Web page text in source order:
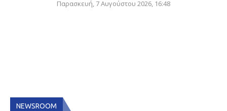
Παρασκευή, 7 Αυγούστου 2026, 16:48
NEWSROOM